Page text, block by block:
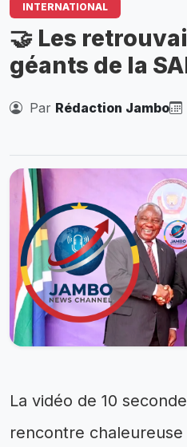
INTERNATIONAL
🤝 Les
géants de la
Par Rédaction Jambo
La vidéo de 10
rencontre